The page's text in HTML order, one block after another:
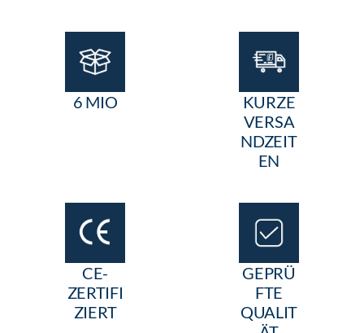
6 MIO
KURZE
VERSA
NDZEIT
EN
CE-
ZERTIFI
ZIERT
GEPRÜ
FTE
QUALIT